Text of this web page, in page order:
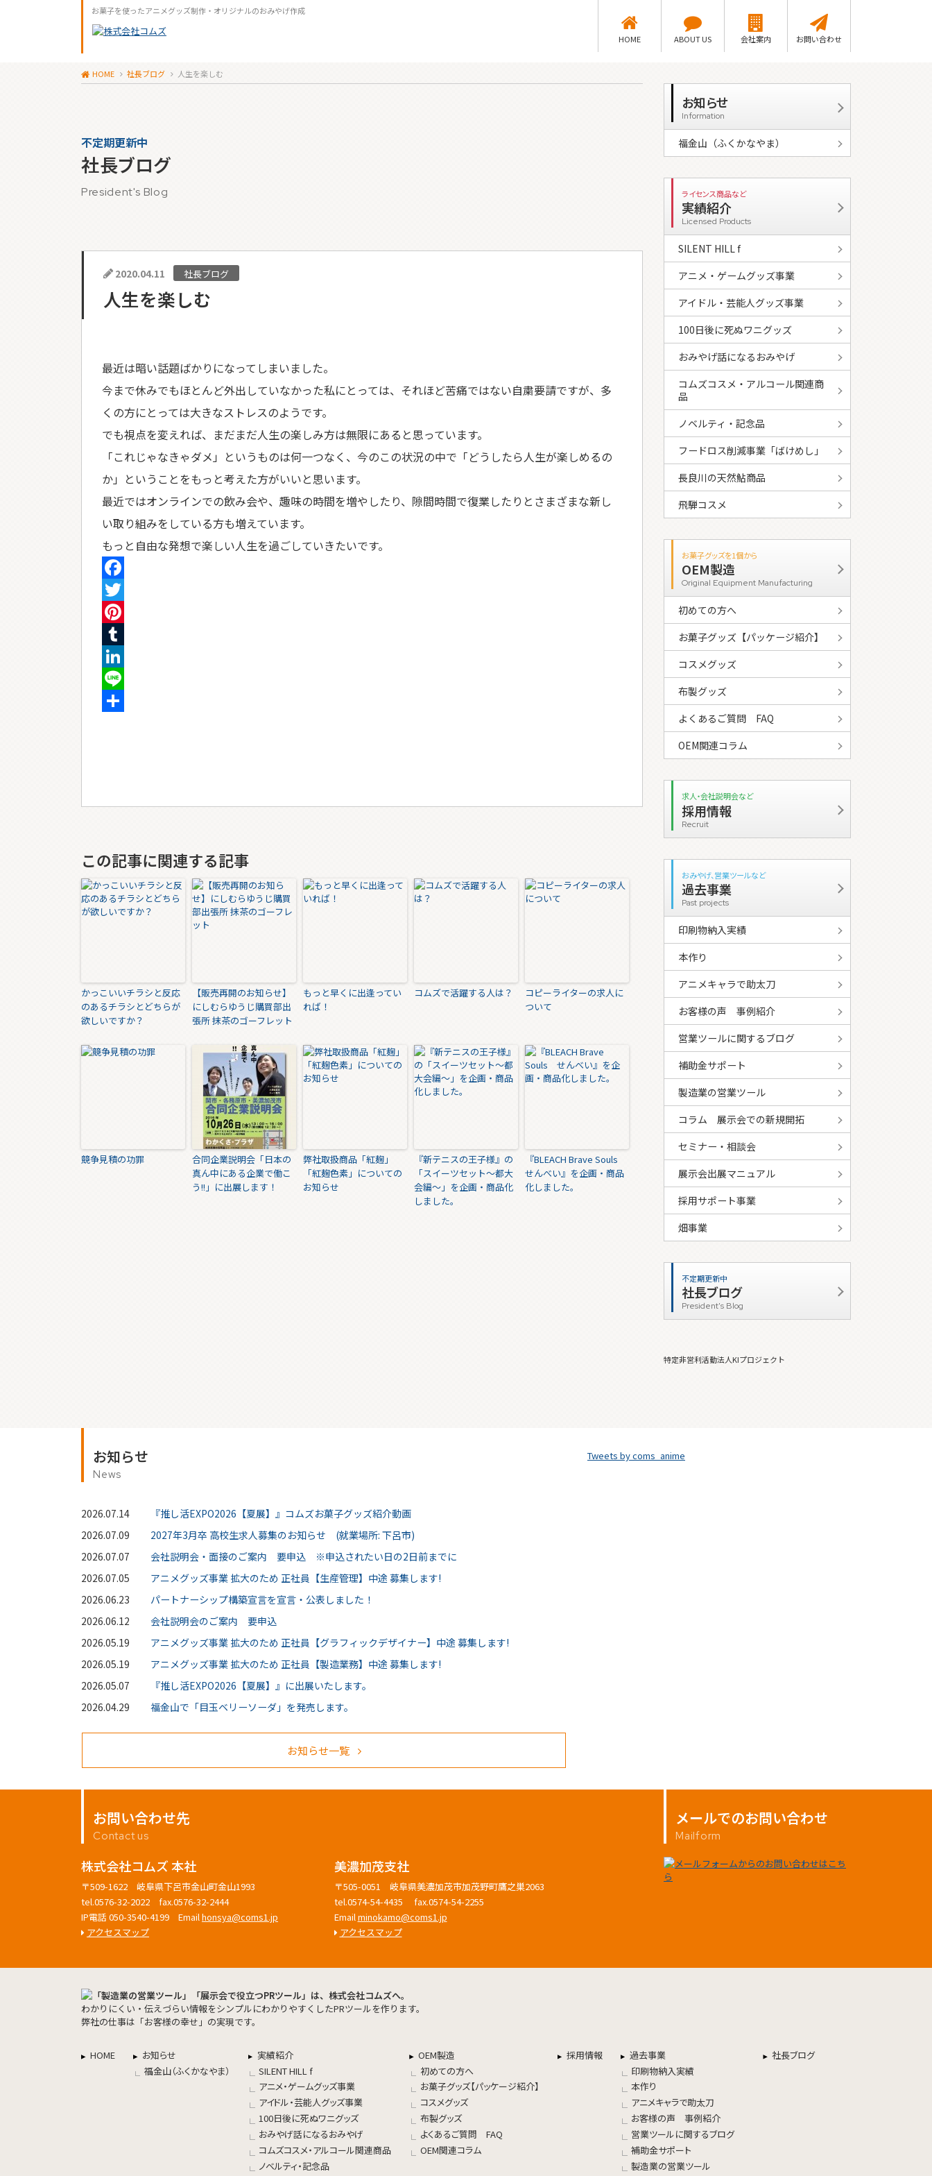
お菓子を使ったアニメグッズ制作・オリジナルのおみやげ作成
HOME ABOUT US 会社案内 お問い合わせ
HOME 社長ブログ 人生を楽しむ
不定期更新中
社長ブログ
President's Blog
2020.04.11 社長ブログ
人生を楽しむ
最近は暗い話題ばかりになってしまいました。
今まで休みでもほとんど外出していなかった私にとっては、それほど苦痛ではない自粛要請ですが、多
くの方にとっては大きなストレスのようです。
でも視点を変えれば、まだまだ人生の楽しみ方は無限にあると思っています。
「これじゃなきゃダメ」というものは何一つなく、今のこの状況の中で「どうしたら人生が楽しめるの
か」ということをもっと考えた方がいいと思います。
最近ではオンラインでの飲み会や、趣味の時間を増やしたり、隙間時間で復業したりとさまざまな新し
い取り組みをしている方も増えています。
もっと自由な発想で楽しい人生を過ごしていきたいです。
Facebook
Twitter
Pinterest
Tumblr
LinkedIn
Line
この記事に関連する記事
かっこいいチラシと反応
のあるチラシとどちらが
欲しいですか？
【販売再開のお知らせ】
にしむらゆうじ購買部出
張所 抹茶のゴーフレット
もっと早くに出逢ってい
れば！
コムズで活躍する人は？
コピーライターの求人に
ついて
競争見積の功罪
合同企業説明会「日本の
真ん中にある企業で働こ
う!!」に出展します！
弊社取扱商品「紅麹」
「紅麹色素」についての
お知らせ
『新テニスの王子様』の
「スイーツセット～都大
会編～」を企画・商品化
しました。
『BLEACH Brave Souls
せんべい』を企画・商品
化しました。
お知らせ
Information
福金山（ふくかなやま）
ライセンス商品など
実績紹介
Licensed Products
SILENT HILL f
アニメ・ゲームグッズ事業
アイドル・芸能人グッズ事業
100日後に死ぬワニグッズ
おみやげ話になるおみやげ
コムズコスメ・アルコール関連商
品
ノベルティ・記念品
フードロス削減事業「ばけめし」
長良川の天然鮎商品
飛騨コスメ
お菓子グッズを1個から
OEM製造
Original Equipment Manufacturing
初めての方へ
お菓子グッズ【パッケージ紹介】
コスメグッズ
布製グッズ
よくあるご質問 FAQ
OEM関連コラム
求人・会社説明会など
採用情報
Recruit
おみやげ、営業ツールなど
過去事業
Past projects
印刷物納入実績
本作り
アニメキャラで助太刀
お客様の声 事例紹介
営業ツールに関するブログ
補助金サポート
製造業の営業ツール
コラム 展示会での新規開拓
セミナー・相談会
展示会出展マニュアル
採用サポート事業
畑事業
不定期更新中
社長ブログ
President's Blog
特定非営利活動法人KIプロジェクト
お知らせ
News
2026.07.14
『推し活EXPO2026【夏展】』コムズお菓子グッズ紹介動画
2026.07.09
2027年3月卒 高校生求人募集のお知らせ (就業場所: 下呂市)
2026.07.07
会社説明会・面接のご案内 要申込 ※申込されたい日の2日前までに
2026.07.05
アニメグッズ事業 拡大のため 正社員【生産管理】中途 募集します!
2026.06.23
パートナーシップ構築宣言を宣言・公表しました！
2026.06.12
会社説明会のご案内 要申込
2026.05.19
アニメグッズ事業 拡大のため 正社員【グラフィックデザイナー】中途 募集します!
2026.05.19
アニメグッズ事業 拡大のため 正社員【製造業務】中途 募集します!
2026.05.07
『推し活EXPO2026【夏展】』に出展いたします。
2026.04.29
福金山で「目玉ベリーソーダ」を発売します。
お知らせ一覧
Tweets by coms_anime
お問い合わせ先
Contact us
株式会社コムズ 本社
〒509-1622 岐阜県下呂市金山町金山1993
tel.0576-32-2022 fax.0576-32-2444
IP電話 050-3540-4199 Emailhonsya@coms1.jp
アクセスマップ
美濃加茂支社
〒505-0051 岐阜県美濃加茂市加茂野町鷹之巣2063
tel.0574-54-4435 fax.0574-54-2255
Emailminokamo@coms1.jp
アクセスマップ
メールでのお問い合わせ
Mailform
わかりにくい・伝えづらい情報をシンプルにわかりやすくしたPRツールを作ります。
弊社の仕事は「お客様の幸せ」の実現です。
HOME
お知らせ
福金山（ふくかなやま）
実績紹介
SILENT HILL f
アニメ・ゲームグッズ事業
アイドル・芸能人グッズ事業
100日後に死ぬワニグッズ
おみやげ話になるおみやげ
コムズコスメ・アルコール関連商品
ノベルティ・記念品
OEM製造
初めての方へ
お菓子グッズ【パッケージ紹介】
コスメグッズ
布製グッズ
よくあるご質問 FAQ
OEM関連コラム
採用情報
過去事業
印刷物納入実績
本作り
アニメキャラで助太刀
お客様の声 事例紹介
営業ツールに関するブログ
補助金サポート
製造業の営業ツール
社長ブログ